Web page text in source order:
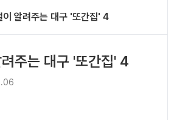
이 알려주는 대구 '또간집' 4
주는 대구 '또간집' 4